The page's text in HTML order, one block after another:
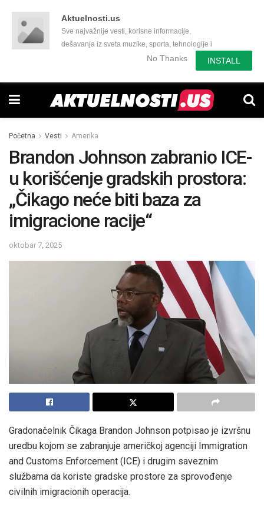
Aktuelnosti.us
Sve najvažnije vesti, korisne informacije,
dešavanja iz sveta muzike, sporta, tehnologije i
još mnogo toga zanimljivog.No Thanks INSTALL
Početna Vesti Amerika
Brandon Johnson zabranio ICE-
u korišćenje gradskih prostora:
„Čikago neće biti baza za
imigracione racije“
oktobar 7, 2025
Gradonačelnik Čikaga Brandon Johnson potpisao je izvršnu
uredbu kojom se zabranjuje američkoj agenciji Immigration
and Customs Enforcement (ICE) i drugim saveznim
službama da koriste gradske prostore za sprovođenje
civilnih imigracionih operacija.